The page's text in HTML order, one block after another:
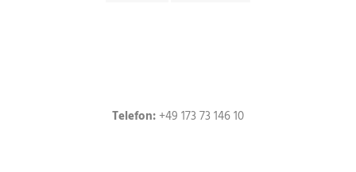
Telefon: +49 173 73 146 10